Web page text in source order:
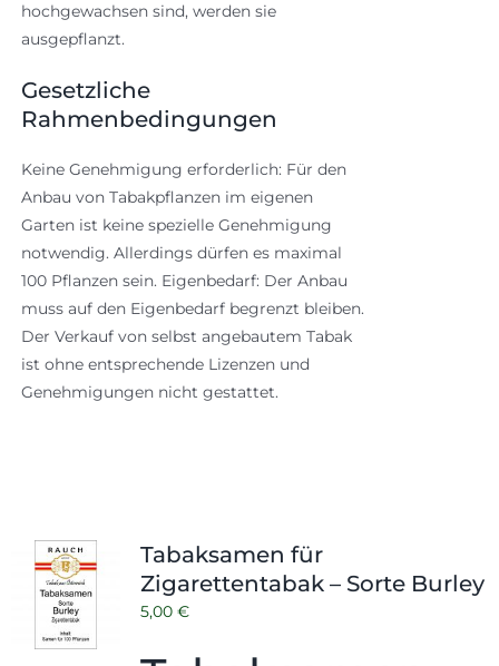
hochgewachsen sind, werden sie
ausgepflanzt.
Gesetzliche
Rahmenbedingungen
Keine Genehmigung erforderlich: Für den
Anbau von Tabakpflanzen im eigenen
Garten ist keine spezielle Genehmigung
notwendig. Allerdings dürfen es maximal
100 Pflanzen sein. Eigenbedarf: Der Anbau
muss auf den Eigenbedarf begrenzt bleiben.
Der Verkauf von selbst angebautem Tabak
ist ohne entsprechende Lizenzen und
Genehmigungen nicht gestattet.
Tabaksamen für
Zigarettentabak – Sorte Burley
5,00 €